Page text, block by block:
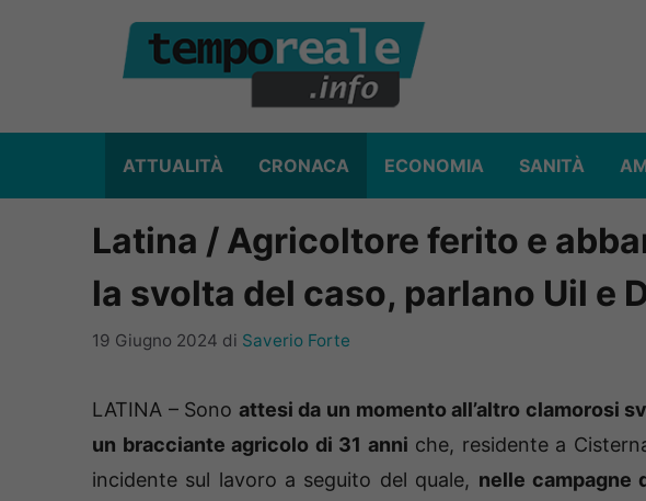
ATTUALITÀ CRONACA ECONOMIA SANITÀ
Latina / Agricoltore ferito e
la svolta del caso, parlano Uil e
19 Giugno 2024 di Saverio Forte
LATINA – Sono attesi da un momento all’altro clamorosi
un bracciante agricolo di 31 anni che, residente a
incidente sul lavoro a seguito del quale, nelle campagne